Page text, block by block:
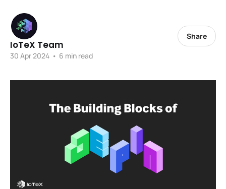
IoTeX Team
30 Apr 2024 • 6 min read
Share